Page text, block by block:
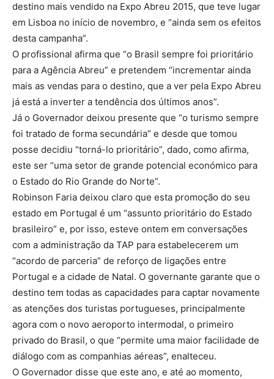
destino mais vendido na Expo Abreu 2015, que teve lugar
em Lisboa no início de novembro, e “ainda sem os efeitos
desta campanha”.
O profissional afirma que “o Brasil sempre foi prioritário
para a Agência Abreu” e pretendem “incrementar ainda
mais as vendas para o destino, que a ver pela Expo Abreu
já está a inverter a tendência dos últimos anos”.
Já o Governador deixou presente que “o turismo sempre
foi tratado de forma secundária” e desde que tomou
posse decidiu “torná-lo prioritário”, dado, como afirma,
este ser “uma setor de grande potencial económico para
o Estado do Rio Grande do Norte”.
Robinson Faria deixou claro que esta promoção do seu
estado em Portugal é um “assunto prioritário do Estado
brasileiro” e, por isso, esteve ontem em conversações
com a administração da TAP para estabelecerem um
“acordo de parceria” de reforço de ligações entre
Portugal e a cidade de Natal. O governante garante que o
destino tem todas as capacidades para captar novamente
as atenções dos turistas portugueses, principalmente
agora com o novo aeroporto intermodal, o primeiro
privado do Brasil, o que “permite uma maior facilidade de
diálogo com as companhias aéreas”, enalteceu.
O Governador disse que este ano, e até ao momento,